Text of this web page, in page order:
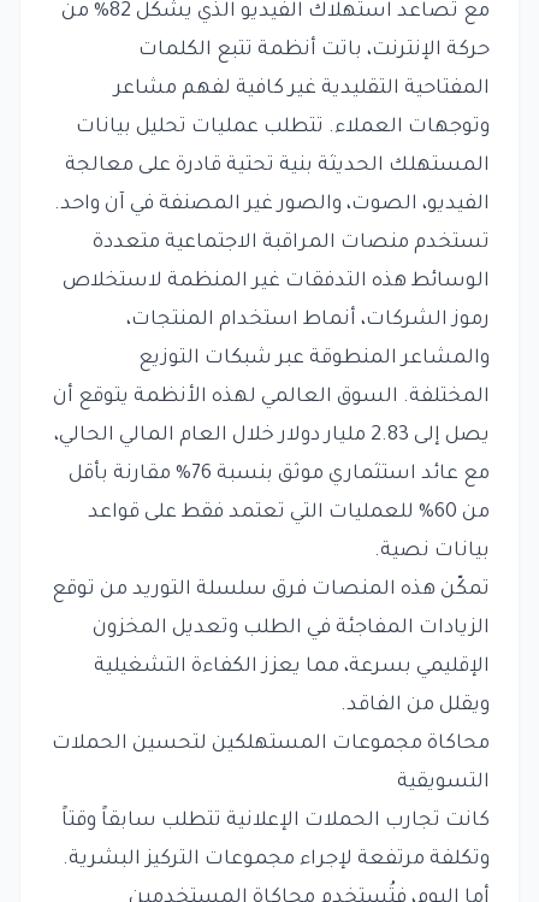
مع تصاعد استهلاك الفيديو الذي يشكل 82% من
حركة الإنترنت، باتت أنظمة تتبع الكلمات
المفتاحية التقليدية غير كافية لفهم مشاعر
وتوجهات العملاء. تتطلب عمليات تحليل بيانات
المستهلك الحديثة بنية تحتية قادرة على معالجة
الفيديو، الصوت، والصور غير المصنفة في آن واحد.
تستخدم منصات المراقبة الاجتماعية متعددة
الوسائط هذه التدفقات غير المنظمة لاستخلاص
رموز الشركات، أنماط استخدام المنتجات،
والمشاعر المنطوقة عبر شبكات التوزيع
المختلفة. السوق العالمي لهذه الأنظمة يتوقع أن
يصل إلى 2.83 مليار دولار خلال العام المالي الحالي،
مع عائد استثماري موثق بنسبة 76% مقارنة بأقل
من 60% للعمليات التي تعتمد فقط على قواعد
بيانات نصية.
تمكّن هذه المنصات فرق سلسلة التوريد من توقع
الزيادات المفاجئة في الطلب وتعديل المخزون
الإقليمي بسرعة، مما يعزز الكفاءة التشغيلية
ويقلل من الفاقد.
محاكاة مجموعات المستهلكين لتحسين الحملات
التسويقية
كانت تجارب الحملات الإعلانية تتطلب سابقاً وقتاً
وتكلفة مرتفعة لإجراء مجموعات التركيز البشرية.